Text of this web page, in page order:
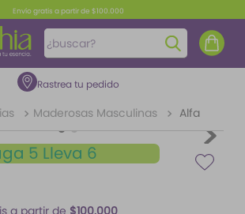
Envío gratis a partir de $100.000
¿buscar?
Rastrea tu pedido
Maderosas Masculinas Alfa
5 Lleva 6
a partir de $100.000
BUSCADOS